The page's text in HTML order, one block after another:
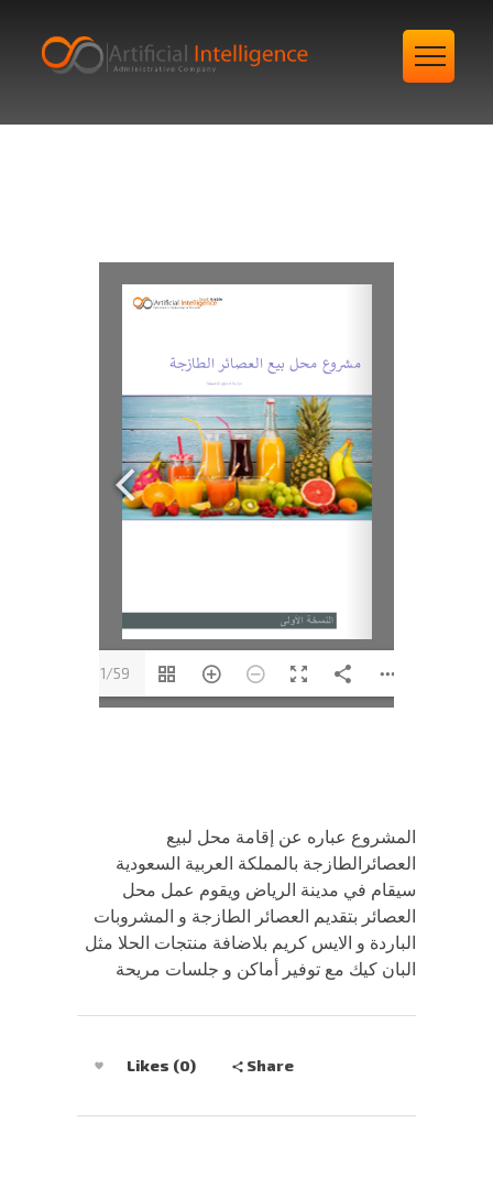
1/59
المشروع عباره عن إقامة محل لبيع
العصائرالطازجة بالمملكة العربية السعودية
سيقام في مدينة الرياض ويقوم عمل محل
العصائر بتقديم العصائر الطازجة و المشروبات
الباردة و الايس كريم بلاضافة منتجات الحلا مثل
البان كيك مع توفير أماكن و جلسات مريحة
Likes (0) Share